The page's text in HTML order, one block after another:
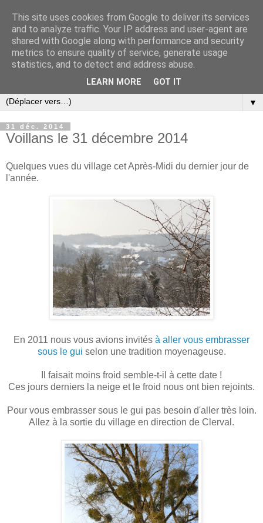
▼
31 déc. 2014
Voillans le 31 décembre 2014
Quelques vues du village cet Après-Midi du dernier jour de
l'année.
En 2011 nous vous avions invités à aller vous embrasser
sous le gui selon une tradition moyenageuse.
Il faisait moins froid semble-t-il à cette date !
Ces jours derniers la neige et le froid nous ont bien rejoints.
Pour vous embrasser sous le gui pas besoin d'aller très loin.
Allez à la sortie du village en direction de Clerval.
This site uses cookies from Google to deliver its services
and to analyze traffic. Your IP address and user-agent are
shared with Google along with performance and security
metrics to ensure quality of service, generate usage
statistics, and to detect and address abuse.
LEARN MORE GOT IT